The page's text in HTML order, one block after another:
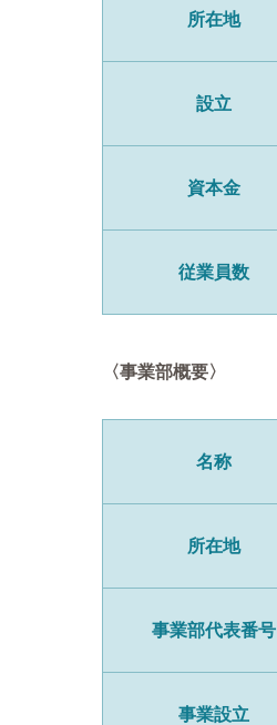
所在地
設立
資本金
従業員数
〈事業部概要〉
名称
所在地
事業部代表番号
事業設立